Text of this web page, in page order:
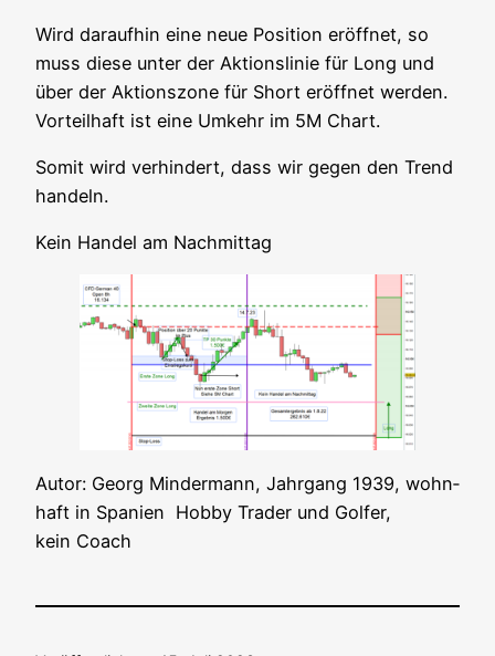
Wird dar­auf­hin eine neue Posi­ti­on eröff­net, so
muss die­se unter der Akti­ons­li­nie für Long und
über der Akti­ons­zo­ne für Short eröff­net wer­den.
Vor­teil­haft ist eine Umkehr im 5M Chart.
Somit wird ver­hin­dert, dass wir gegen den Trend
handeln.
Kein Han­del am Nachmittag
Autor: Georg Min­der­mann, Jahr­gang 1939, wohn­
haft in Spa­ni­en Hob­by Trader und Gol­fer,
kein Coach